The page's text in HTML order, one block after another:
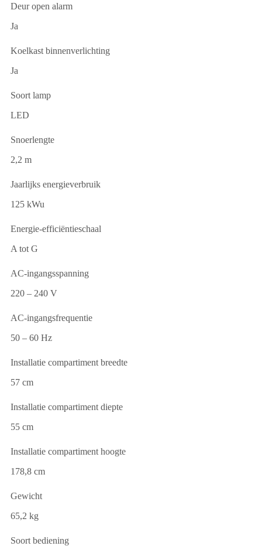
Deur open alarm
Ja
Koelkast binnenverlichting
Ja
Soort lamp
LED
Snoerlengte
2,2 m
Jaarlijks energieverbruik
125 kWu
Energie-efficiëntieschaal
A tot G
AC-ingangsspanning
220 – 240 V
AC-ingangsfrequentie
50 – 60 Hz
Installatie compartiment breedte
57 cm
Installatie compartiment diepte
55 cm
Installatie compartiment hoogte
178,8 cm
Gewicht
65,2 kg
Soort bediening